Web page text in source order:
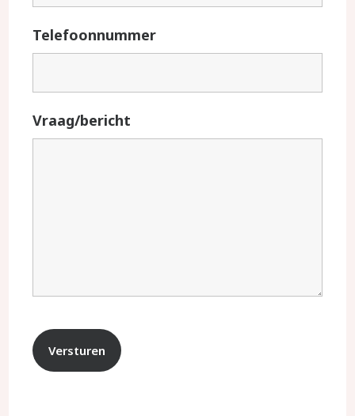
Telefoonnummer
Vraag/bericht